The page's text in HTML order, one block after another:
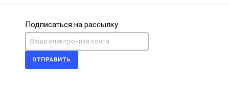
Подписаться на рассылку
ОТПРАВИТЬ